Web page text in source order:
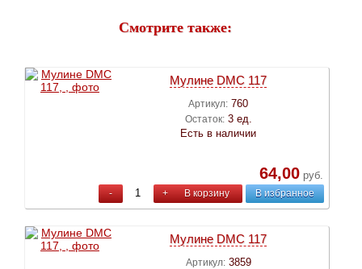
Смотрите также:
Мулине DMC 117
Артикул: 760
Остаток: 3 ед.
Есть в наличии
64,00руб.
- + В корзину В избранное
Мулине DMC 117
Артикул: 3859